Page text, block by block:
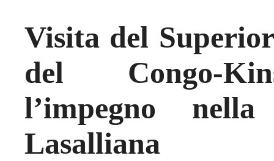
Visita del
del Congo-
l’impegno
Lasalliana